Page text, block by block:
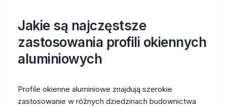
Jakie są najczęstsze
zastosowania profili okiennych
aluminiowych
Profile okienne aluminiowe znajdują szerokie
zastosowanie w różnych dziedzinach budownictwa